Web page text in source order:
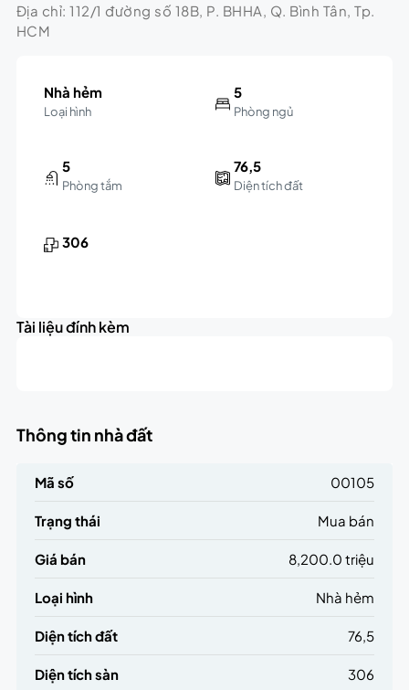
Địa chỉ: 112/1 đường số 18B, P. BHHA, Q. Bình Tân, Tp.
HCM
Nhà hẻm
Loại hình
5
Phòng ngủ
5
Phòng tắm
76,5
Diện tích đất
306
Tài liệu đính kèm
Thông tin nhà đất
Mã số 00105
Trạng thái Mua bán
Giá bán 8,200.0 triệu
Loại hình Nhà hẻm
Diện tích đất 76,5
Diện tích sàn 306